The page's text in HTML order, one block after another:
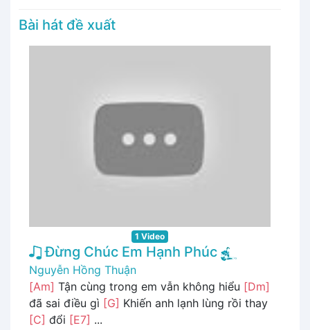
Bài hát đề xuất
1 Video
Đừng Chúc Em Hạnh Phúc
Nguyễn Hồng Thuận
[Am] Tận cùng trong em vẫn không hiểu [Dm]
đã sai điều gì [G] Khiến anh lạnh lùng rồi thay
[C] đổi [E7] ...